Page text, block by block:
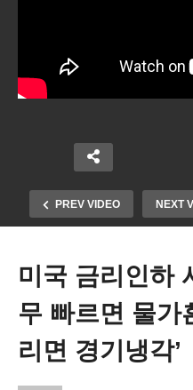
PREV VIDEO NEXT
미국 금리인하
무 빠르면 물가
리면 경기냉각’